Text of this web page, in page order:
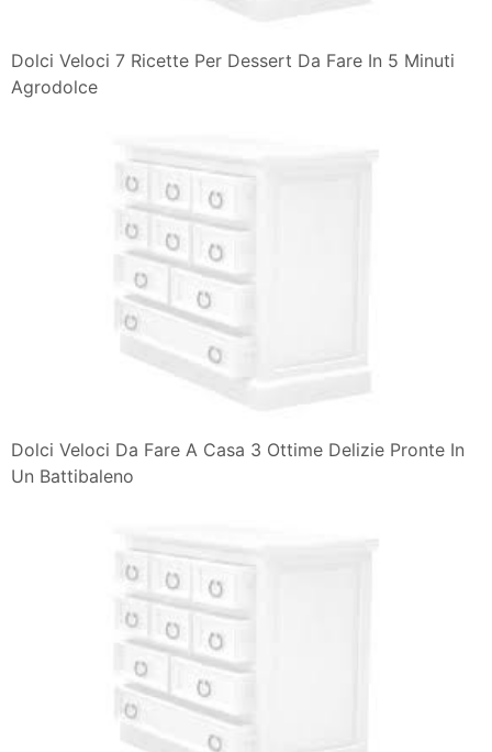
Dolci Veloci 7 Ricette Per Dessert Da Fare In 5 Minuti
Agrodolce
Dolci Veloci Da Fare A Casa 3 Ottime Delizie Pronte In
Un Battibaleno